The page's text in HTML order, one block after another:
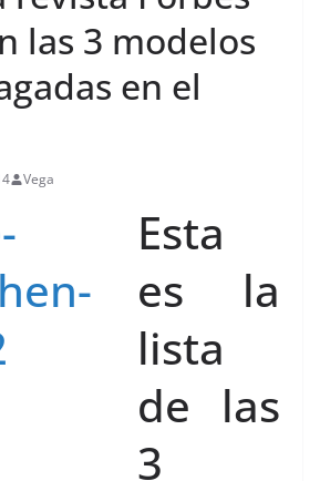
las 3 modelos
en el
Vega
Esta
es la
lista
de las
3